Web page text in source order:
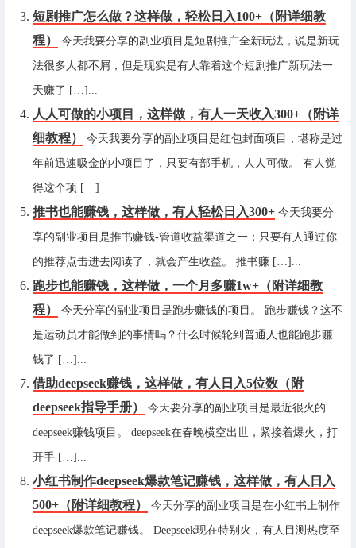
短剧推广怎么做？这样做，轻松日入100+（附详细教
程）
今天我要分享的副业项目是短剧推广全新玩法，说是新玩
法很多人都不屑，但是现实是有人靠着这个短剧推广新玩法一
天赚了 […]...
人人可做的小项目，这样做，有人一天收入300+（附详
细教程）
今天我要分享的副业项目是红包封面项目，堪称是过
年前迅速吸金的小项目了，只要有部手机，人人可做。 有人觉
得这个项 […]...
推书也能赚钱，这样做，有人轻松日入300+ 今天我要分
享的副业项目是推书赚钱-管道收益渠道之一：只要有人通过你
的推荐点击进去阅读了，就会产生收益。 推书赚 […]...
跑步也能赚钱，这样做，一个月多赚1w+（附详细教
程）
今天分享的副业项目是跑步赚钱的项目。 跑步赚钱？这不
是运动员才能做到的事情吗？什么时候轮到普通人也能跑步赚
钱了 […]...
借助deepseek赚钱，这样做，有人日入5位数（附
deepseek指导手册）
今天要分享的副业项目是最近很火的
deepseek赚钱项目。 deepseek在春晚横空出世，紧接着爆火，打
开手 […]...
小红书制作deepseek爆款笔记赚钱，这样做，有人日入
500+（附详细教程）
今天分享的副业项目是在小红书上制作
deepseek爆款笔记赚钱。 Deepseek现在特别火，有人目测热度至